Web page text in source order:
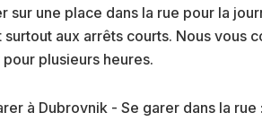
sur une place dans la rue pour la
surtout aux arrêts courts. Nous vous
plusieurs heures.